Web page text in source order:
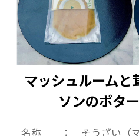
マッシュルームと
ソンのポタ
名称 ： そうざい（マ